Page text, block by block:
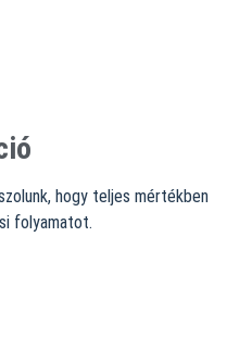
hogy teljes mértékben
folyamatot.